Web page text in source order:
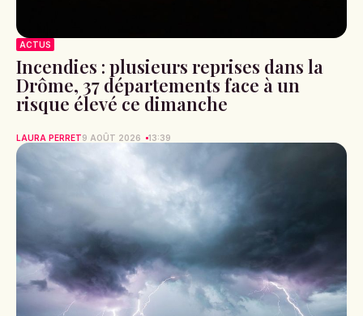
ACTUS
Incendies : plusieurs reprises dans la
Drôme, 37 départements face à un
risque élevé ce dimanche
LAURA PERRET9 AOÛT 2026 13:39